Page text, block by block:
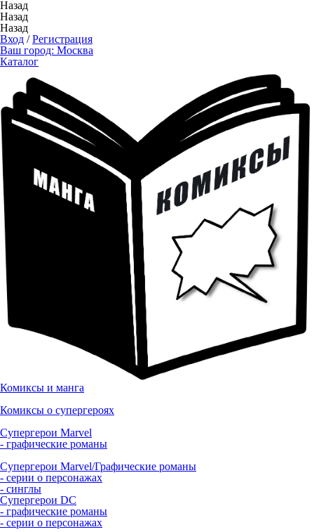
Назад
Назад
Назад
Вход /Регистрация
Ваш город: Москва
Каталог
Комиксы и манга
Комиксы о супергероях
Супергерои Marvel
- графические романы
Супергерои Marvel/Графические романы
- серии о персонажах
- синглы
Супергерои DC
- графические романы
- серии о персонажах